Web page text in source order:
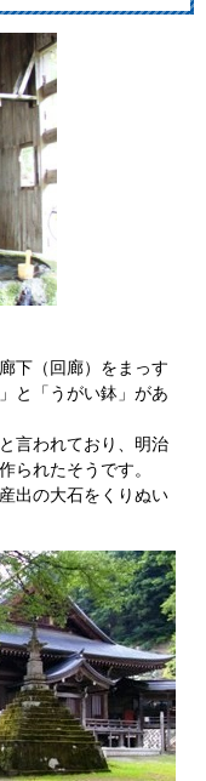
下（回廊）をまっす
と「うがい鉢」があ
言われており、明治
られたそうです。
出の大石をくりぬい